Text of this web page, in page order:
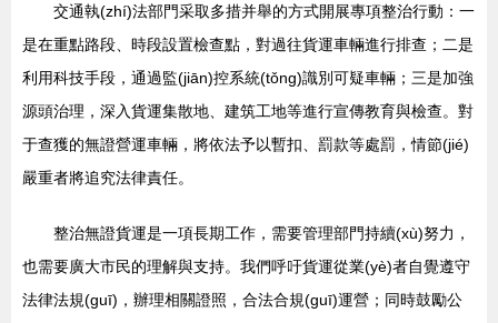
交通執(zhí)法部門采取多措并舉的方式開展專項整治行動：一
是在重點路段、時段設置檢查點，對過往貨運車輛進行排查；二是
利用科技手段，通過監(jiān)控系統(tǒng)識別可疑車輛；三是加強
源頭治理，深入貨運集散地、建筑工地等進行宣傳教育與檢查。對
于查獲的無證營運車輛，將依法予以暫扣、罰款等處罰，情節(jié)
嚴重者將追究法律責任。
整治無證貨運是一項長期工作，需要管理部門持續(xù)努力，
也需要廣大市民的理解與支持。我們呼吁貨運從業(yè)者自覺遵守
法律法規(guī)，辦理相關證照，合法合規(guī)運營；同時鼓勵公